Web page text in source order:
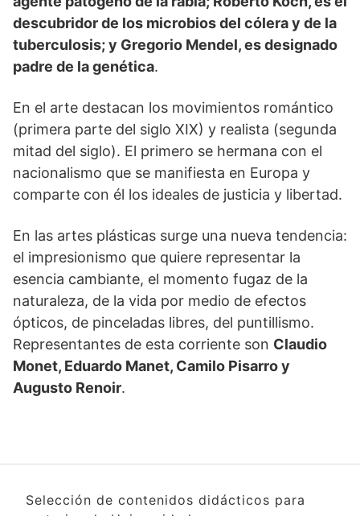
descubridor de los microbios del cólera y de la
tuberculosis; y Gregorio Mendel, es designado
padre de la genética.
En el arte destacan los movimientos romántico
(primera parte del siglo XIX) y realista (segunda
mitad del siglo). El primero se hermana con el
nacionalismo que se manifiesta en Europa y
comparte con él los ideales de justicia y libertad.
En las artes plásticas surge una nueva tendencia:
el impresionismo que quiere representar la
esencia cambiante, el momento fugaz de la
naturaleza, de la vida por medio de efectos
ópticos, de pinceladas libres, del puntillismo.
Representantes de esta corriente son Claudio
Monet, Eduardo Manet, Camilo Pisarro y
Augusto Renoir.
Selección de contenidos didácticos para